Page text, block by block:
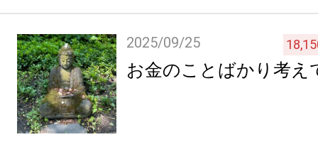
2025/09/25
お金のことばかり考え